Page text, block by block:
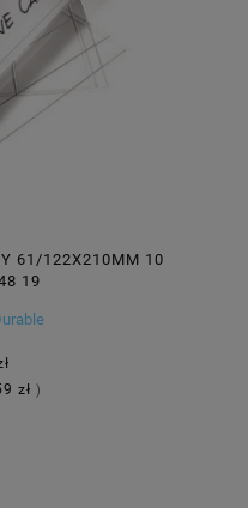
61/122X210MM 10
19
zł )